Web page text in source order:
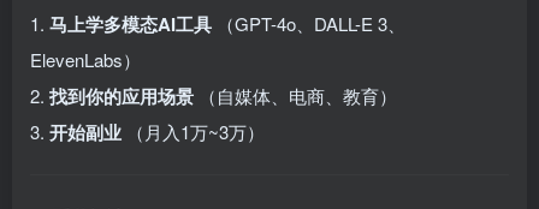
1. 马上学多模态AI工具
（GPT-4o、DALL-E 3、
ElevenLabs）
2. 找到你的应用场景
（自媒体、电商、教育）
3. 开始副业 （月入1万~3万）